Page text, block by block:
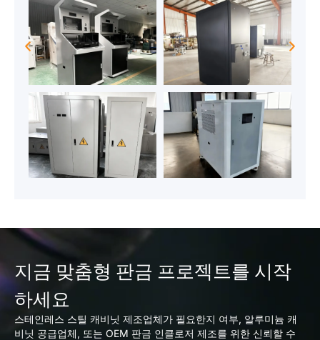
지금 맞춤형 판금 프로젝트를 시작
하세요
스테인레스 스틸 캐비닛 제조업체가 필요한지 여부, 알루미늄 캐
비닛 공급업체, 또는 OEM 판금 인클로저 제조를 위한 신뢰할 수